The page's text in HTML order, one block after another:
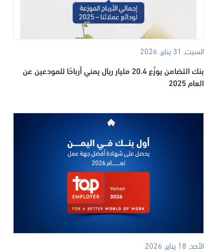
السبت, 31 يناير, 2026
بنك التضامن يوزّع 20.4 مليار ريال يمني أرباحًا للمودعين عن
العام 2025
الأحد, 18 يناير, 2026